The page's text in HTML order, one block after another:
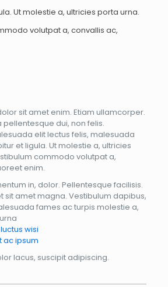
Ut molestie a, ultricies porta urna.
volutpat a, convallis ac,
sit amet enim. Etiam ullamcorper.
pellentesque dui, non felis.
elit lectus felis, malesuada
et ligula. Ut molestie a, ultricies
commodo volutpat a,
enim.
in, dolor. Pellentesque facilisis.
sit amet magna. Vestibulum dapibus,
fames ac turpis molestie a,
wisi
ac ipsum
lacus, suscipit adipiscing.